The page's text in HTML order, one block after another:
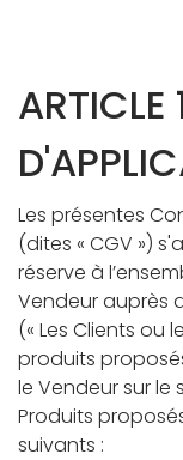
Les présentes
(dites « CGV »)
réserve à
Vendeur auprès
(« Les Clients ou
produits
le Vendeur sur
Produits
suivants :